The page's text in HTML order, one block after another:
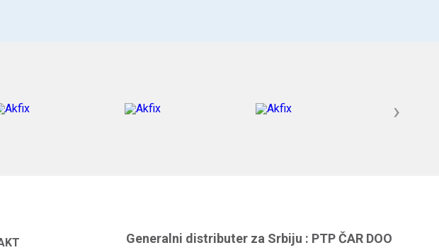
›
Generalni distributer za Srbiju : PTP ČAR DOO